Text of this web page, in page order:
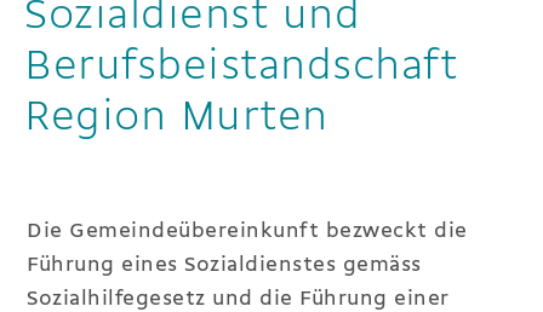
Sozialdienst und
Berufsbeistandschaft
Region Murten
Die Gemeindeübereinkunft bezweckt die
Führung eines Sozialdienstes gemäss
Sozialhilfegesetz und die Führung einer